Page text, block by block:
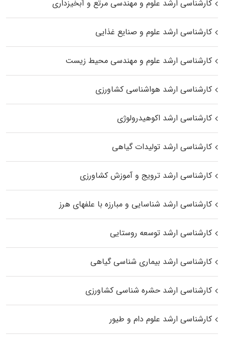
کارشناسی ارشد علوم و مهندسی مرتع و آبخیزداری
کارشناسی ارشد علوم و صنایع غذایی
کارشناسی ارشد علوم و مهندسی محیط زیست
کارشناسی ارشد هواشناسی کشاورزی
کارشناسی ارشد اکوهیدرولوژی
کارشناسی ارشد تولیدات گیاهی
کارشناسی ارشد ترویج و آموزش کشاورزی
کارشناسی ارشد شناسایی و مبارزه با علفهای هرز
کارشناسی ارشد توسعه روستایی
کارشناسی ارشد بیماری‌ شناسی گیاهی
کارشناسی ارشد حشره‌ شناسی کشاورزی
کارشناسی ارشد علوم دام و طیور